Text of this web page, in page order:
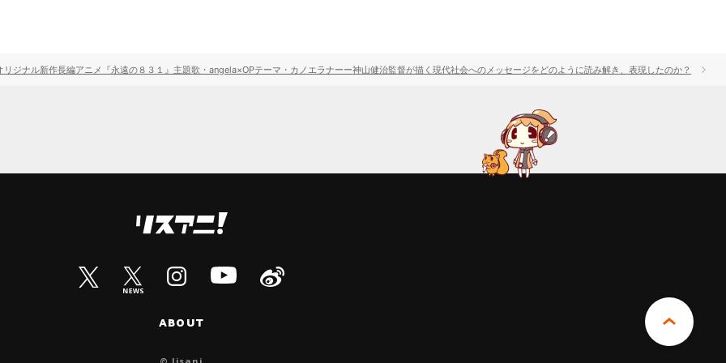
リジナル新作長編アニメ『永遠の８３１』主題歌・angela×OPテーマ・カノエラナーー神山健治監督が描く現代社会へのメッセージをどのように読み解き、表現したのか？
ABOUT